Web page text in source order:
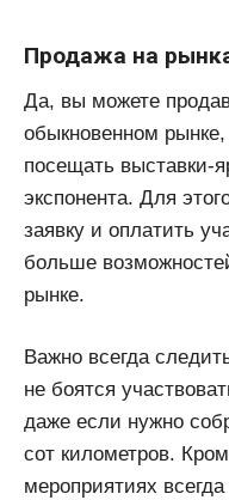
Продажа на
Да, вы можете
обыкновенном
посещать выставки-
экспонента. Для
заявку и оплатить
больше
рынке.
Важно всегда
не боятся
даже если нужно
сот километров.
мероприятиях